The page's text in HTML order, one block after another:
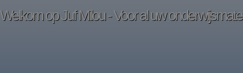
Welkom op Juf Milou - Voor al uw